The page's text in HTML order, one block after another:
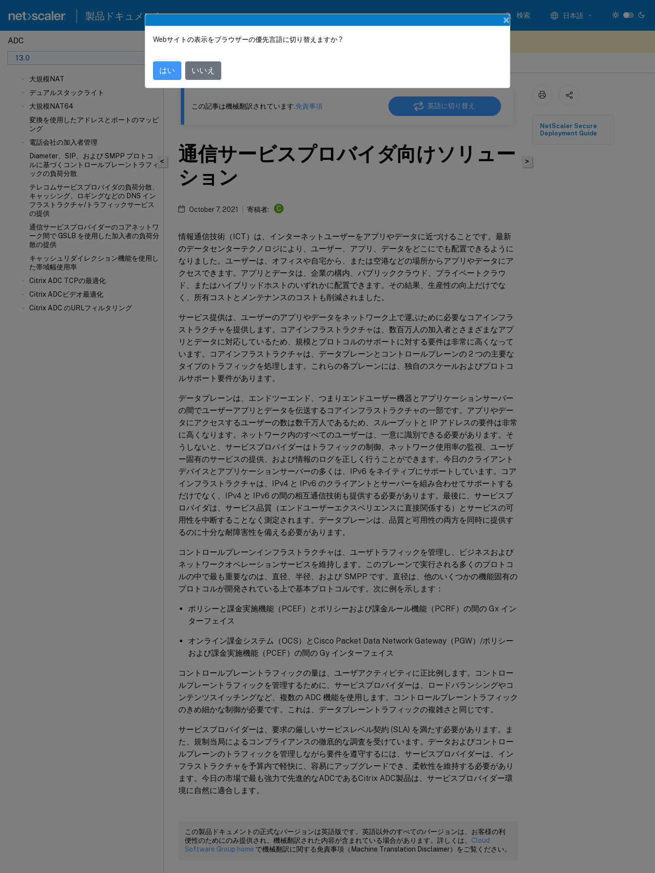
製品ドキュメント 検索 日本語
ADC
13.0
大規模NAT
デュアルスタックライト
大規模NAT64
変換を使用したアドレスとポートのマッピ
ング
電話会社の加入者管理
Diameter、SIP、および SMPP プロトコ
ルに基づくコントロールプレーントラフィ
ックの負荷分散
テレコムサービスプロバイダの負荷分散、
キャッシング、ロギングなどの DNS イン
フラストラクチャ/トラフィックサービス
の提供
通信サービスプロバイダーのコアネットワ
ーク間で GSLB を使用した加入者の負荷分
散の提供
キャッシュリダイレクション機能を使用し
た帯域幅使用率
Citrix ADC TCPの最適化
Citrix ADCビデオ最適化
Citrix ADC のURLフィルタリング
このコンテンツは動的に機械翻訳されています。
NetScaler
<
この記事は機械翻訳されています.免責事項 英語に切り替え
通信サービスプロバイダ向けソリュー
ション
October 7, 2021 寄稿者: C
情報通信技術（ICT）は、インターネットユーザーをアプリやデータに近づけることです。最新
のデータセンターテクノロジにより、ユーザー、アプリ、データをどこにでも配置できるように
なりました。ユーザーは、オフィスや自宅から、または空港などの場所からアプリやデータにア
クセスできます。アプリとデータは、企業の構内、パブリッククラウド、プライベートクラウ
ド、またはハイブリッドホストのいずれかに配置できます。その結果、生産性の向上だけでな
く、所有コストとメンテナンスのコストも削減されました。
サービス提供は、ユーザーのアプリやデータをネットワーク上で運ぶために必要なコアインフラ
ストラクチャを提供します。コアインフラストラクチャは、数百万人の加入者とさまざまなアプ
リとデータに対応しているため、規模とプロトコルのサポートに対する要件は非常に高くなって
います。コアインフラストラクチャは、データプレーンとコントロールプレーンの 2 つの主要な
タイプのトラフィックを処理します。これらの各プレーンには、独自のスケールおよびプロトコ
ルサポート要件があります。
データプレーンは、エンドツーエンド、つまりエンドユーザー機器とアプリケーションサーバー
の間でユーザーアプリとデータを伝送するコアインフラストラクチャの一部です。アプリやデー
タにアクセスするユーザーの数は数千万人であるため、スループットと IP アドレスの要件は非常
に高くなります。ネットワーク内のすべてのユーザーは、一意に識別できる必要があります。そ
うしないと、サービスプロバイダーはトラフィックの制御、ネットワーク使用率の監視、ユーザ
ー固有のサービスの提供、および情報のログを正しく行うことができます。今日のクライアント
デバイスとアプリケーションサーバーの多くは、IPv6 をネイティブにサポートしています。コア
インフラストラクチャは、IPv4 と IPv6 のクライアントとサーバーを組み合わせてサポートする
だけでなく、IPv4 と IPv6 の間の相互通信技術も提供する必要があります。最後に、サービスプ
ロバイダは、サービス品質（エンドユーザーエクスペリエンスに直接関係する）とサービスの可
用性を中断することなく測定されます。データプレーンは、品質と可用性の両方を同時に提供す
るのに十分な耐障害性を備える必要があります。
コントロールプレーンインフラストラクチャは、ユーザトラフィックを管理し、ビジネスおよび
ネットワークオペレーションサービスを維持します。このプレーンで実行される多くのプロトコ
ルの中で最も重要なのは、直径、半径、および SMPP です。直径は、他のいくつかの機能固有の
プロトコルが開発されている上で基本プロトコルです。次に例を示します：
ポリシーと課金実施機能（PCEF）とポリシーおよび課金ルール機能（PCRF）の間の Gx イン
ターフェイス
オンライン課金システム（OCS）とCisco Packet Data Network Gateway（PGW）/ポリシー
および課金実施機能（PCEF）の間の Gy インターフェイス
コントロールプレーントラフィックの量は、ユーザアクティビティに正比例します。コントロー
ルプレーントラフィックを管理するために、サービスプロバイダーは、ロードバランシングやコ
ンテンツスイッチングなど、複数の ADC 機能を使用します。コントロールプレーントラフィック
のきめ細かな制御が必要です。これは、データプレーントラフィックの複雑さと同じです。
サービスプロバイダーは、要求の厳しいサービスレベル契約 (SLA) を満たす必要があります。ま
た、規制当局によるコンプライアンスの徹底的な調査を受けています。データおよびコントロー
ルプレーンのトラフィックを管理しながら要件を遵守するには、サービスプロバイダーは、イン
フラストラクチャを予算内で軽快に、容易にアップグレードでき、柔軟性を維持する必要があり
ます。今日の市場で最も強力で先進的なADCであるCitrix ADC製品は、サービスプロバイダー環
境に自然に適合します。
この製品ドキュメントの正式なバージョンは英語版です。英語以外のすべてのバージョンは、お客様の利
便性のためにのみ提供され、機械翻訳された内容が含まれている場合があります。詳しくは、 Cloud
Software Group home で機械翻訳に関する免責事項（Machine Translation Disclaimer）をご覧ください。
>
NetScaler Secure
Deployment Guide
×
Webサイトの表示をブラウザーの優先言語に切り替えますか ?
はい いいえ